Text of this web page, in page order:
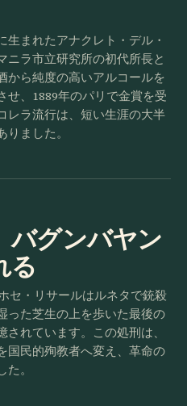
生まれたアナクレト・デル・
ニラ市立研究所の初代所長と
から純度の高いアルコールを
せ、1889年のパリで金賞を受
レラ流行は、短い生涯の大半
ました。
バグンバヤン
る
セ・リサールはルネタで銃殺
った芝生の上を歩いた最後の
れています。この処刑は、
国民的殉教者へ変え、革命の
。